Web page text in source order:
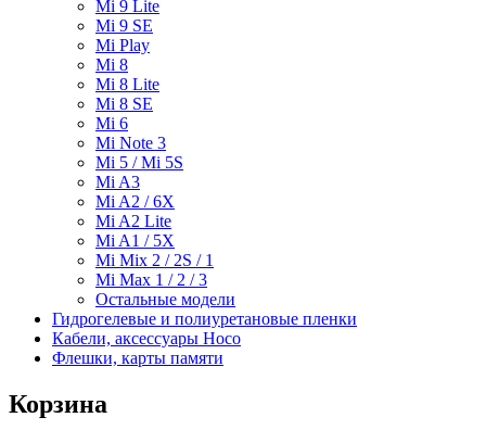
Mi 9 Lite
Mi 9 SE
Mi Play
Mi 8
Mi 8 Lite
Mi 8 SE
Mi 6
Mi Note 3
Mi 5 / Mi 5S
Mi A3
Mi A2 / 6X
Mi A2 Lite
Mi A1 / 5X
Mi Mix 2 / 2S / 1
Mi Max 1 / 2 / 3
Остальные модели
Гидрогелевые и полиуретановые пленки
Кабели, аксессуары Hoco
Флешки, карты памяти
Корзина